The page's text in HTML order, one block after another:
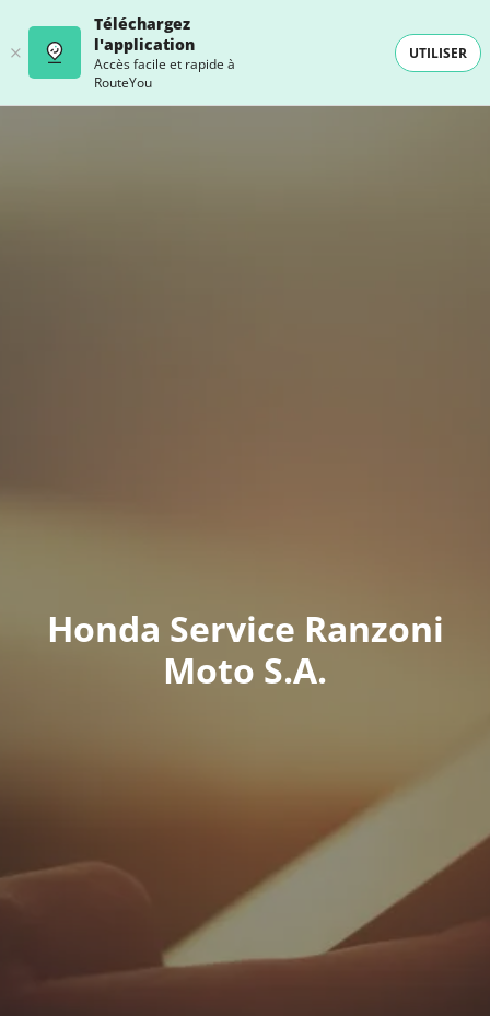
Téléchargez
l'application
Accès facile et rapide à
RouteYou
UTILISER
Honda Service Ranzoni
Moto S.A.